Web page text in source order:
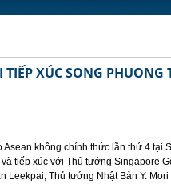
XÚC SONG PHUONG
không chính thức lần thứ 4 tại
tiếp xúc với Thủ tướng Singapore
Leekpai, Thủ tướng Nhật Bản Y.